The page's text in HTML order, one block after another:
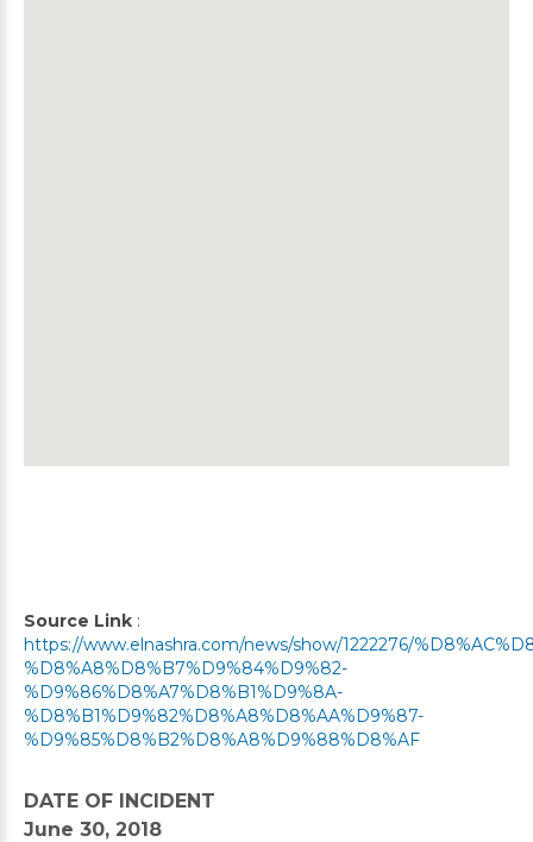
Source Link :
https://www.elnashra.com/news/show/1222276/
%D8%A8%D8%B7%D9%84%D9%82-
%D9%86%D8%A7%D8%B1%D9%8A-
%D8%B1%D9%82%D8%A8%D8%AA%D9%87-
%D9%85%D8%B2%D8%A8%D9%88%D8%AF
DATE OF INCIDENT
June 30, 2018